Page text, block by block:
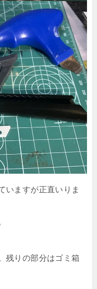
いますが正直いりま
残りの部分はゴミ箱